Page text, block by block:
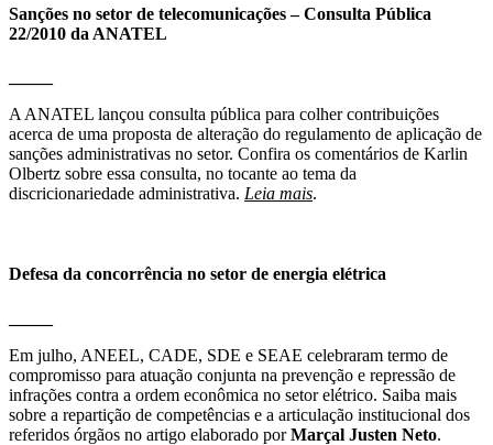
Sanções no setor de telecomunicações – Consulta Pública
22/2010 da ANATEL
A ANATEL lançou consulta pública para colher contribuições
acerca de uma proposta de alteração do regulamento de aplicação de
sanções administrativas no setor. Confira os comentários de Karlin
Olbertz sobre essa consulta, no tocante ao tema da
discricionariedade administrativa. Leia mais.
Defesa da concorrência no setor de energia elétrica
Em julho, ANEEL, CADE, SDE e SEAE celebraram termo de
compromisso para atuação conjunta na prevenção e repressão de
infrações contra a ordem econômica no setor elétrico. Saiba mais
sobre a repartição de competências e a articulação institucional dos
referidos órgãos no artigo elaborado porMarçal Justen Neto.